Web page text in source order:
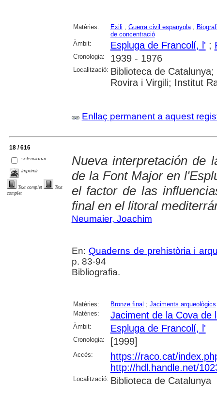
Matèries: Exili ; Guerra civil espanyola;
de concentració
Àmbit:
Espluga de Francolí, l' ;
Cronologia: 1939 - 1976
Localització: Biblioteca de
Rovira i Virgili; Institut
Enllaç permanent a aquest
18 / 616
seleccionar
imprimir
Text complet
Text
complet
Nueva interpretación de
de la Font Major en
el factor de las
final en el litoral
Neumaier, Joachim
En: Quaderns de prehistòria i
p. 83-94
Bibliografia.
Matèries: Bronze final ; Jaciments arqueològics
Matèries:
Jaciment de la Cova de
Àmbit: Espluga de Francolí, l'
Cronologia: [1999]
Accés:
https://raco.cat/
http://hdl.handle.net/
Localització: Biblioteca de Catalunya